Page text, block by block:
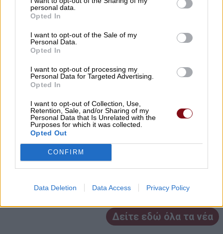
personal data.
Opted In
I want to opt-out of the Sale of my
Personal Data.
Opted In
I want to opt-out of processing my
Personal Data for Targeted Advertising.
Opted In
I want to opt-out of Collection, Use,
Retention, Sale, and/or Sharing of my
Personal Data that Is Unrelated with the
Purposes for which it was collected.
Opted Out
CONFIRM
Data Deletion Data Access Privacy Policy
Αυγερινός επανέρχεται κατά Καρυστιανού
και Γρατσία: Πολιτική σπέκουλα,
παραπληροφόρηση και προσωπικές
επιθέσεις
08/08/2026 , 10:18
Σήμερα Σάββατο στην Κρανιά Ελασσόνας η
κηδεία του Ιωάννη Μπρουζιούτη
08/08/2026 , 9:40
Δείτε που θα γίνει διακοπή ρεύματος
σήμερα Σάββατο και αύριο Κυριακή
08/08/2026 , 9:01
Δείτε εδώ όλα τα νέα